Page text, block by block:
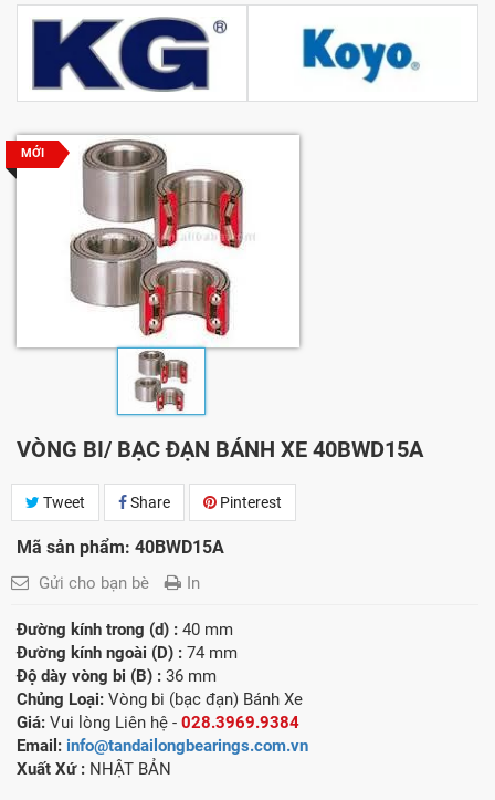
MỚI
VÒNG BI/ BẠC ĐẠN BÁNH XE 40BWD15A
Tweet Share Pinterest
Mã sản phẩm: 40BWD15A
Gửi cho bạn bè In
Đường kính trong (d) : 40 mm
Đường kính ngoài (D) : 74 mm
Độ dày vòng bi (B) : 36 mm
Chủng Loại: Vòng bi (bạc đạn) Bánh Xe
Giá: Vui lòng Liên hệ - 028.3969.9384
Email: info@tandailongbearings.com.vn
Xuất Xứ: NHẬT BẢN